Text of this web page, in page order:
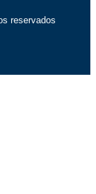
reservados